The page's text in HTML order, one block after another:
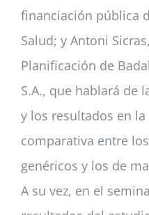
financiación pública
Salud; y Antoni
Planificación de
S.A., que hablará de
y los resultados en
comparativa entre
genéricos y los de
A su vez, en el